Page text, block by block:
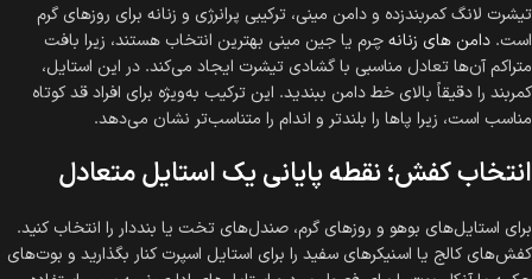
تیشرت لانگ کمربندزده و دامن مینی، ترکیبی پرانرژی و زنانه برای روزهای گرم
است. دامن‌ های زنانهچرم یا جین مینی بهترین انتخاب هستند، زیرا بافت
متراکم آن‌ها تعادل مناسبی با گشادی تیشرت ایجاد می‌کند. در این استایل،
کمربند را دقیقاً بالای خط دامن ببندید. این ترکیب به‌ویژه برای افراد قد کوتاه
مناسب است، زیرا پاها را بلندتر و اندام را متناسب‌تر نشان می‌دهد.
انتخاب کفش؛ نقطه پایانی یک استایل متعادل
برای استایل‌های بوهو و روزهای گرم، صندل‌های تخت یا بنددار را انتخاب کنید.
کفش‌های کالج یا اسنیکرهای سفید را برای استایل اسپرت کنار بگذارید و بوت‌های